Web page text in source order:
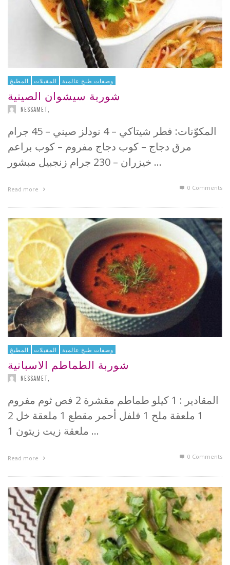
المطبخ المقبلات وصفات طبخ عالمية
شوربة سيشوان الصينية
NESSAMET
المكوّنات: فطر شيتاكي – 4 نودلز صيني – 45 جرام
مرق دجاج – كوب دجاج مفروم – كوب براعم
خيزران – 230 جرام زنجبيل مبشور …
Read more 0 Comments
المطبخ المقبلات وصفات طبخ عالمية
شوربة الطماطم الاسبانية
NESSAMET
المقادير : 1 كيلو طماطم مقشرة 2 فص ثوم مفروم
1 ملعقة ملح 1 فلفل أحمر مقطع 1 ملعقة خل 2
ملعقة زيت زيتون 1 …
Read more 0 Comments